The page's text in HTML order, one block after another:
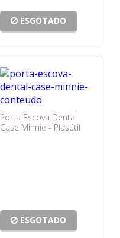
ESGOTADO
Porta Escova Dental
Case Minnie - Plasútil
ESGOTADO